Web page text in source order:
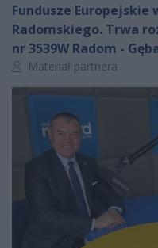
Fundusze
Radomskiego. Trwa
nr 3539W Radom -
Autor artykułu:
Materiał partnera